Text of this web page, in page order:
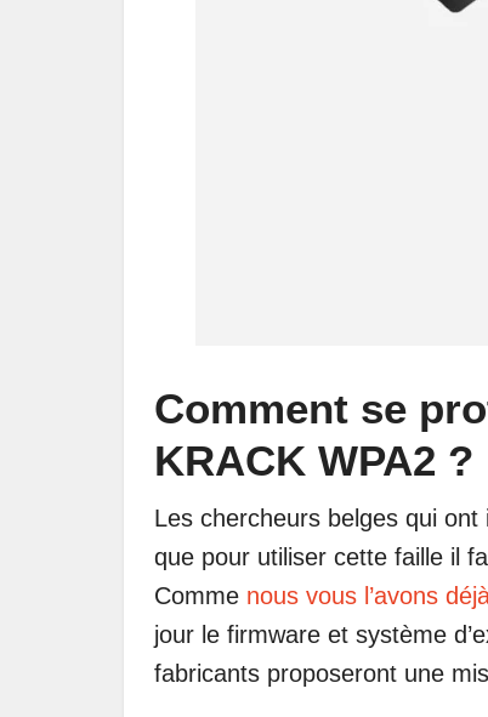
Comment se
KRACK WPA2 ?
Les chercheurs belges qui
que pour utiliser cette faille il
Comme nous vous l’avons
jour le firmware et système
fabricants proposeront une